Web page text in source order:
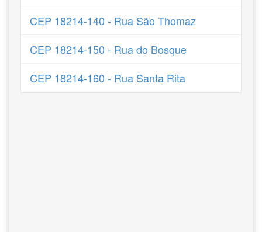
CEP 18214-140 - Rua São Thomaz
CEP 18214-150 - Rua do Bosque
CEP 18214-160 - Rua Santa Rita